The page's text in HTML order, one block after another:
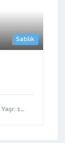
Satılık
: 11-15 arası